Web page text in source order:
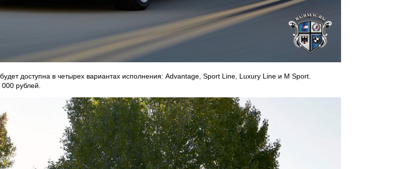
доступна в четырех вариантах исполнения: Advantage, Sport Line, Luxury Line и M Sport.
рублей.